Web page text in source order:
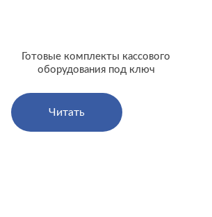
Готовые комплекты кассового
оборудования под ключ
Читать